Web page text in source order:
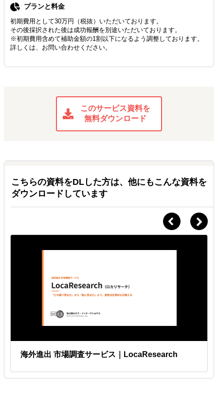
プランと料金
初期費用として30万円（税抜）いただいております。
その後採択された後は成功報酬を別途いただいております。
※初期費用含めて補助金額の1割以下になるよう調整しております。
詳しくは、お問い合わせください。
このサービス資料を
無料ダウンロード
こちらの資料をDLした方は、他にもこんな資料を
ダウンロードしています
海外進出 市場調査サービス｜LocaResearch